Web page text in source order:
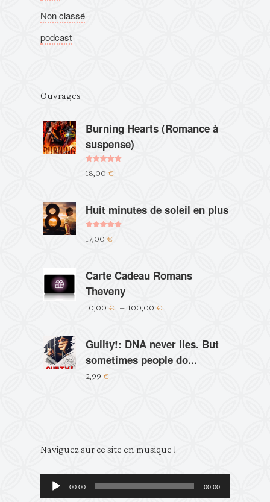
Non classé
podcast
Ouvrages
Burning Hearts (Romance à
suspense)
sur 5
18,00 €
Huit minutes de soleil en plus
sur 5
17,00 €
Carte Cadeau Romans
Theveny
10,00 € – 100,00 €
Guilty!: DNA never lies. But
sometimes people do...
2,99 €
Naviguez sur ce site en musique !
00:00 00:00